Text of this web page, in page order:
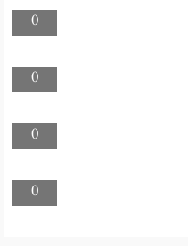
0
0
0
0